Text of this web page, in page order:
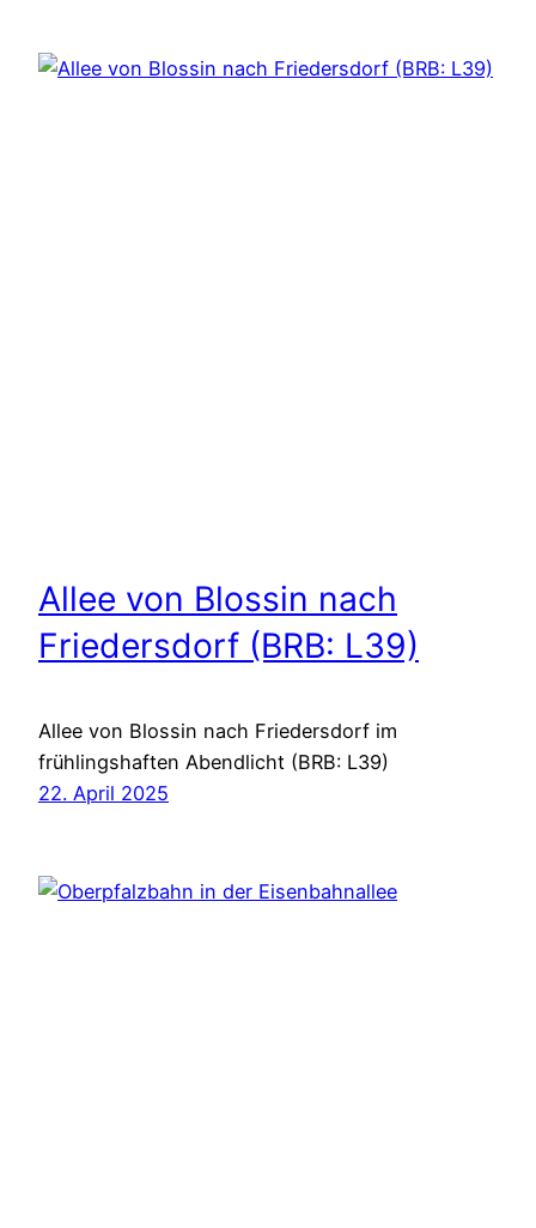
Allee von Blossin nach
Friedersdorf (BRB: L39)
Allee von Blossin nach Friedersdorf im
frühlingshaften Abendlicht (BRB: L39)
22. April 2025